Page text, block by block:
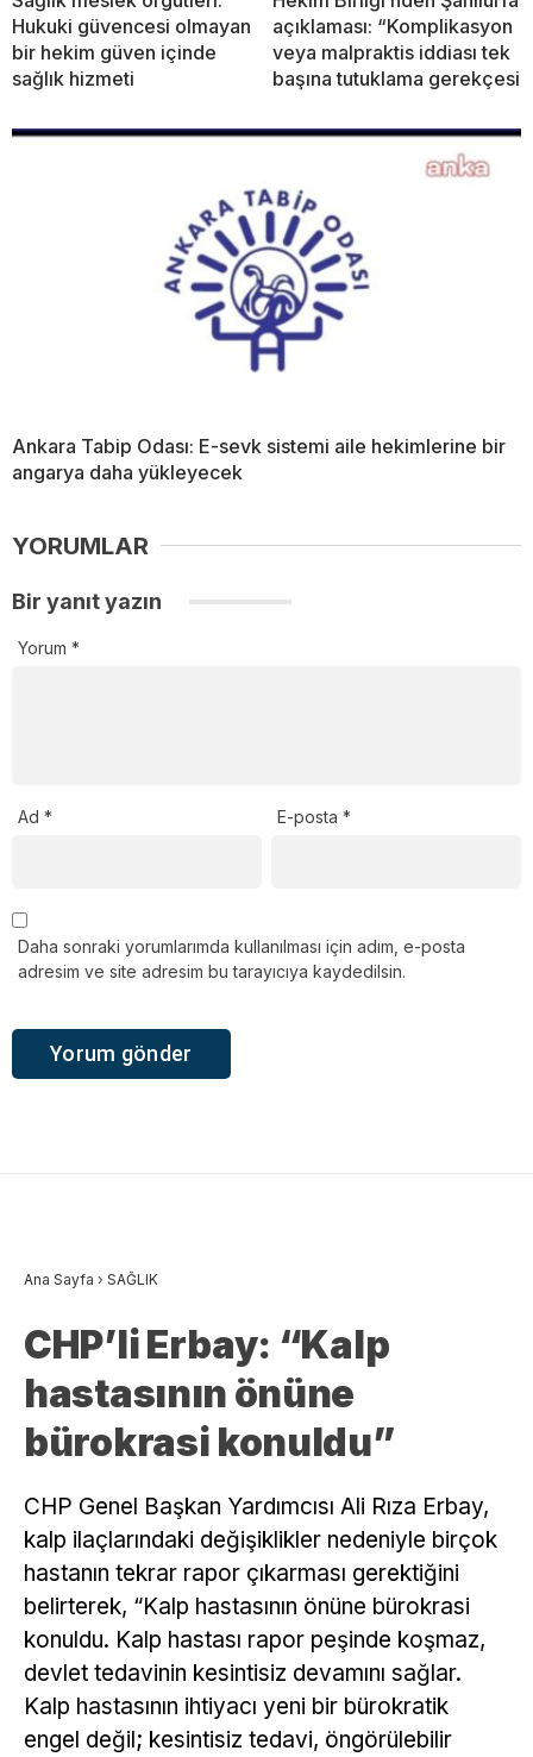
Hukuki güvencesi olmayan
bir hekim güven içinde
sağlık hizmeti
açıklaması: “Komplikasyon
veya malpraktis iddiası tek
başına tutuklama gerekçesi
Ankara Tabip Odası: E-sevk sistemi aile hekimlerine bir
angarya daha yükleyecek
YORUMLAR
Bir yanıt yazın
Yorum *
Ad * E-posta*
Daha sonraki yorumlarımda kullanılması için adım, e-posta
adresim ve site adresim bu tarayıcıya kaydedilsin.
Ana Sayfa › SAĞLIK
CHP’li Erbay: “Kalp
hastasının önüne
bürokrasi konuldu”
CHP Genel Başkan Yardımcısı Ali Rıza Erbay,
kalp ilaçlarındaki değişiklikler nedeniyle birçok
hastanın tekrar rapor çıkarması gerektiğini
belirterek, “Kalp hastasının önüne bürokrasi
konuldu. Kalp hastası rapor peşinde koşmaz,
devlet tedavinin kesintisiz devamını sağlar.
Kalp hastasının ihtiyacı yeni bir bürokratik
engel değil; kesintisiz tedavi, öngörülebilir